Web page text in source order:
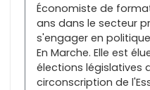
Économiste de
ans dans le secteur
s'engager en
En Marche. Elle est
élections législatives
circonscription de